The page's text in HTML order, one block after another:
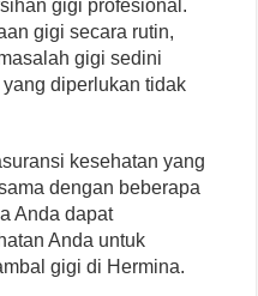
gigi profesional.
gigi secara rutin,
gigi sedini
diperlukan tidak
kesehatan yang
dengan beberapa
Anda dapat
Anda untuk
gigi di Hermina.